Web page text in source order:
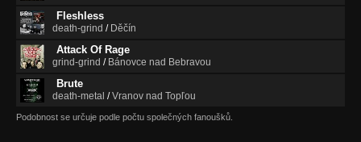
Fleshless
death-grind / Děčín
Attack Of Rage
grind-grind / Bánovce nad Bebravou
Brute
death-metal /Vranov nad Topľou
Podobnost se určuje podle počtu společných fanoušků.